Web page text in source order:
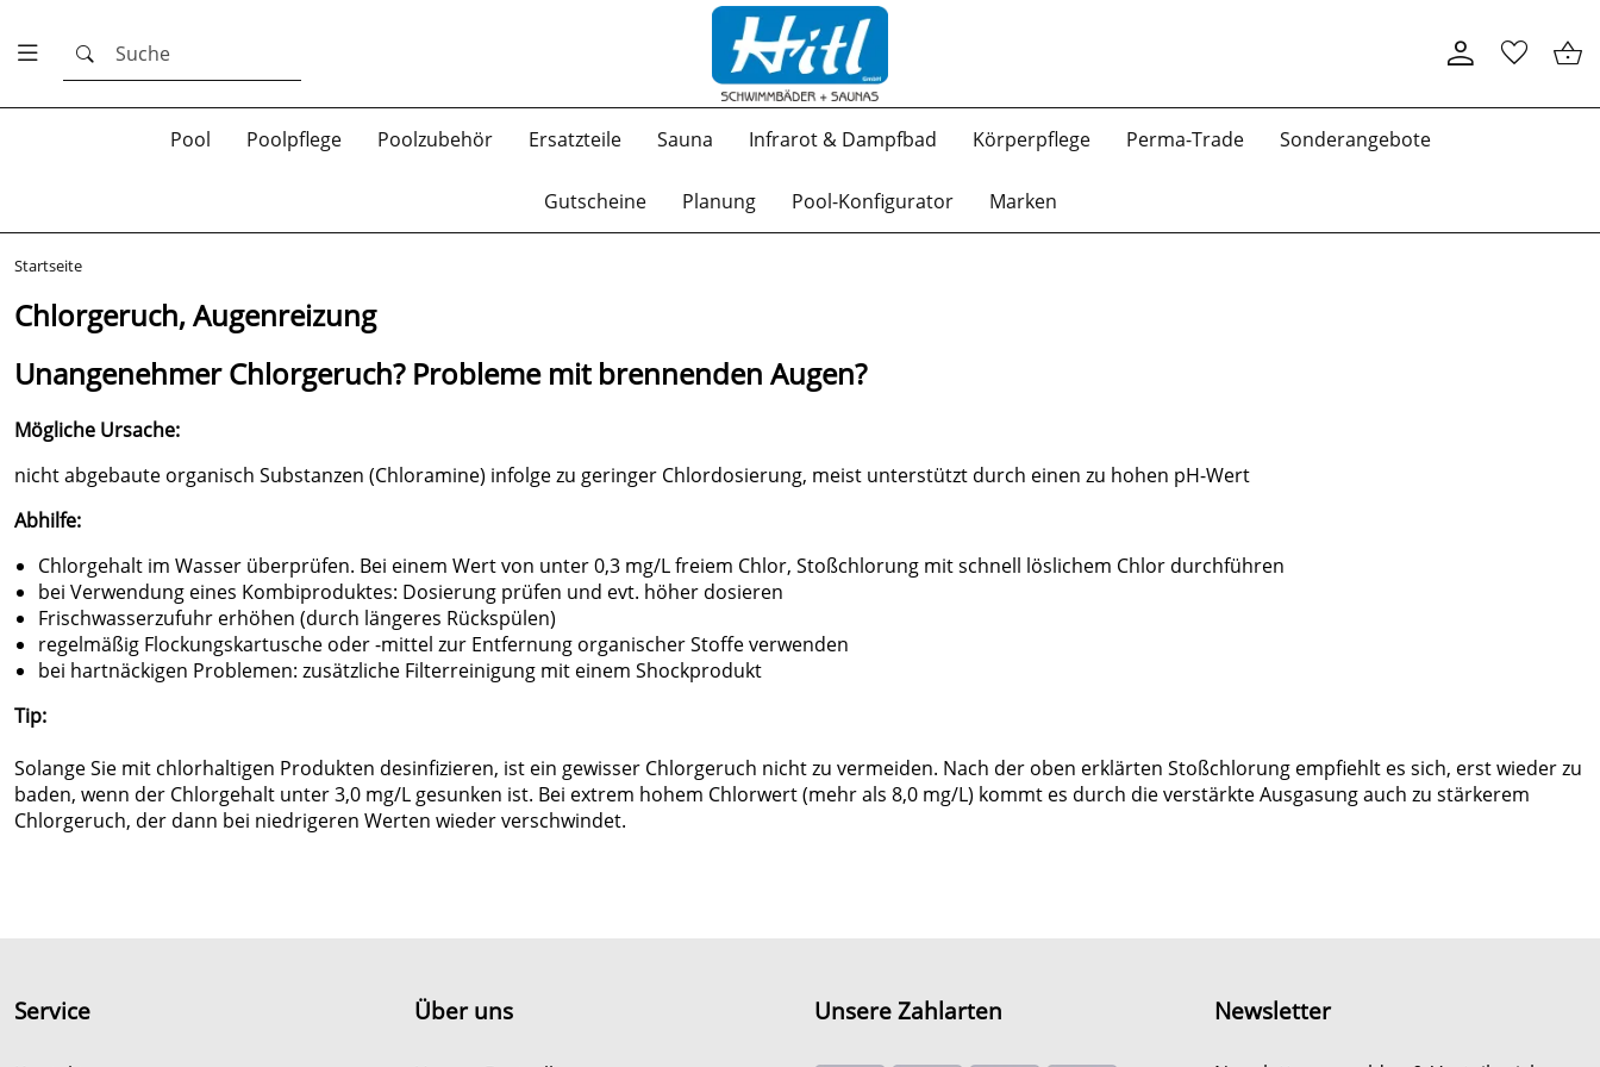
Suche
Pool Poolpflege Poolzubehör Ersatzteile Sauna Infrarot & Dampfbad Körperpflege Perma-Trade Sonderangebote
Gutscheine Planung Pool-Konfigurator Marken
Startseite
Chlorgeruch, Augenreizung
Unangenehmer Chlorgeruch? Probleme mit brennenden Augen?
Mögliche Ursache:
nicht abgebaute organisch Substanzen (Chloramine) infolge zu geringer Chlordosierung, meist unterstützt durch einen zu hohen pH-Wert
Abhilfe:
Chlorgehalt im Wasser überprüfen. Bei einem Wert von unter 0,3 mg/L freiem Chlor, Stoßchlorung mit schnell löslichem Chlor durchführen
bei Verwendung eines Kombiproduktes: Dosierung prüfen und evt. höher dosieren
Frischwasserzufuhr erhöhen (durch längeres Rückspülen)
regelmäßig Flockungskartusche oder -mittel zur Entfernung organischer Stoffe verwenden
bei hartnäckigen Problemen: zusätzliche Filterreinigung mit einem Shockprodukt
Tip:
Solange Sie mit chlorhaltigen Produkten desinfizieren, ist ein gewisser Chlorgeruch nicht zu vermeiden. Nach der oben erklärten Stoßchlorung empfiehlt es sich, erst wieder zu
baden, wenn der Chlorgehalt unter 3,0 mg/L gesunken ist. Bei extrem hohem Chlorwert (mehr als 8,0 mg/L) kommt es durch die verstärkte Ausgasung auch zu stärkerem
Chlorgeruch, der dann bei niedrigeren Werten wieder verschwindet.
Service Über uns Unsere Zahlarten Newsletter